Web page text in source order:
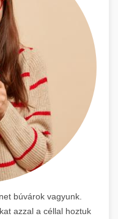
búvárok vagyunk.
azzal a céllal hoztuk